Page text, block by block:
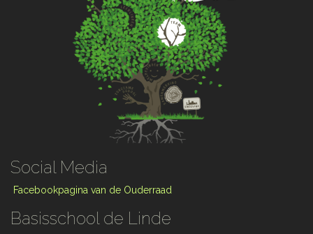
Social Media
Facebookpagina van de Ouderraad
Basisschool de Linde